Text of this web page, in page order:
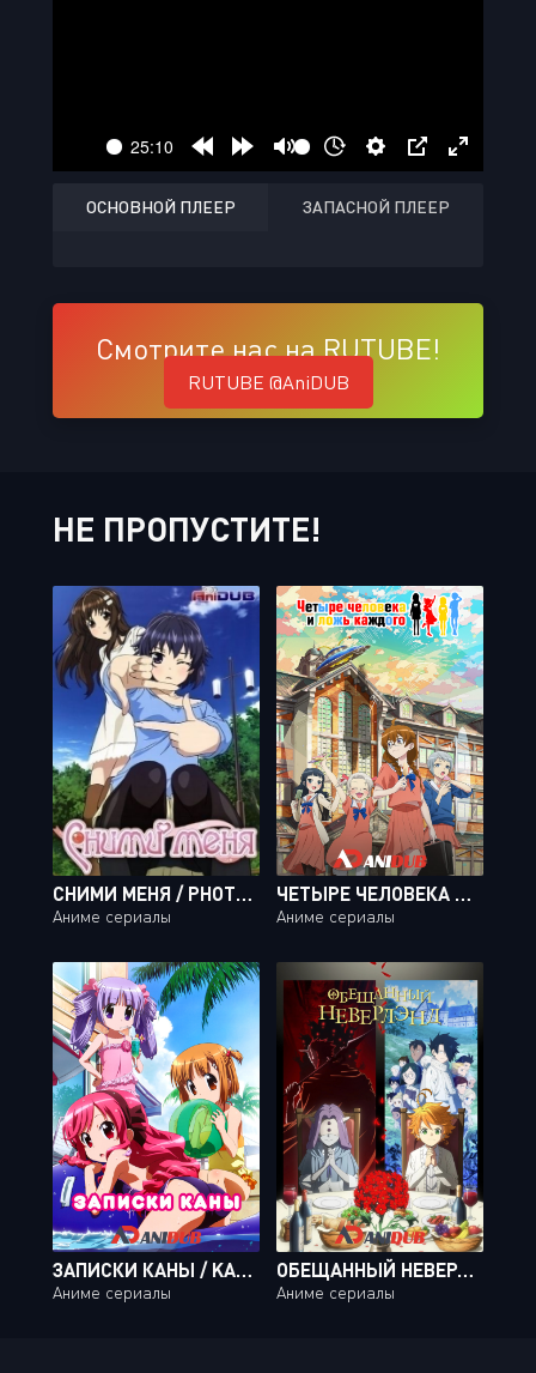
ОСНОВНОЙ ПЛЕЕР ЗАПАСНОЙ ПЛЕЕР
Смотрите нас на RUTUBE!
RUTUBE @AniDUB
НЕ ПРОПУСТИТЕ!
СНИМИ МЕНЯ / PHOTO KANO [13 ИЗ 13]
Аниме сериалы
ЧЕТЫРЕ ЧЕЛОВЕКА И ЛОЖЬ КАЖДОГО / 4-NIN WA SOREZORE USO WO TSUKU [11 ИЗ 11]
Аниме сериалы
ЗАПИСКИ КАНЫ / KANAMEMO [13 ИЗ 13]
Аниме сериалы
ОБЕЩАННЫЙ НЕВЕРЛЭНД ТВ-2 / YAKUSOKU NO NEVERLAND TV-2 [11 ИЗ 11]
Аниме сериалы